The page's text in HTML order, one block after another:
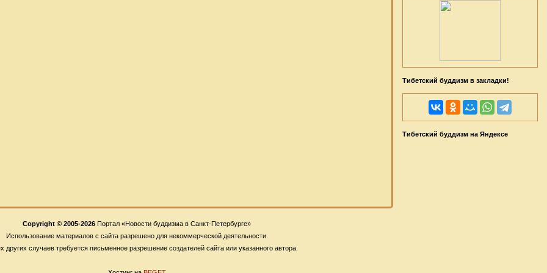
Тибетский буддизм в закладки!
Тибетский буддизм на Яндексе
Copyright © 2005-2026 Портал «Новости буддизма в Санкт-Петербурге»
Использование материалов с сайта разрешено для некоммерческой деятельности.
других случаев требуется письменное разрешение создателей сайта или указанного автора.